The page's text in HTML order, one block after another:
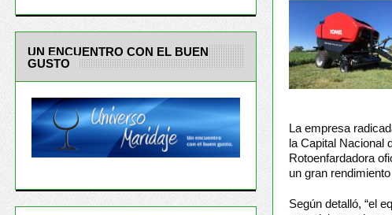
La empresa
la Capital Nacional
Rotoenfardadora
un gran
Según detalló, “el
UN ENCUENTRO CON EL BUEN
GUSTO